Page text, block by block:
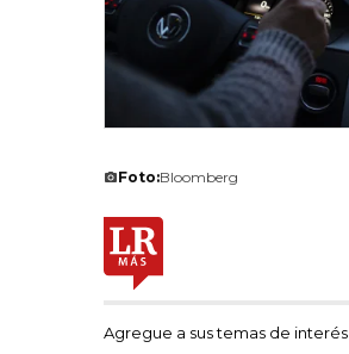
Foto:Bloomberg
Agregue a sus temas de interés